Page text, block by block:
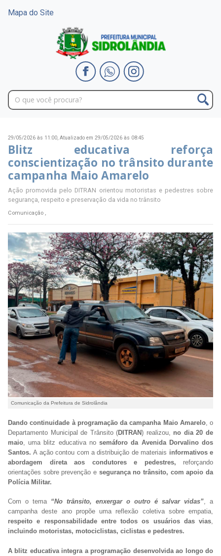
Mapa do Site
29/05/2026 às 11:00, Atualizado em 29/05/2026 às 08:45
Blitz educativa reforça
conscientização no trânsito durante
campanha Maio Amarelo
Ação promovida pelo DITRAN orientou motoristas e pedestres sobre
segurança, respeito e preservação da vida no trânsito
Comunicação ,
Comunicação da Prefeitura de Sidrolândia
Dando continuidade à programação da campanha Maio Amarelo, o
Departamento Municipal de Trânsito (DITRAN) realizou, no dia 20 de
maio, uma blitz educativa nosemáforo da Avenida Dorvalino dos
Santos.A ação contou com a distribuição de materiais informativos e
abordagem direta aos condutores e pedestres, reforçando
orientações sobre prevenção e segurança no trânsito, com apoio da
Polícia Militar.
Com o tema “No trânsito, enxergar o outro é salvar vidas”, a
campanha deste ano propõe uma reflexão coletiva sobre empatia,
respeito e responsabilidade entre todos os usuários das vias,
incluindo motoristas, motociclistas, ciclistas e pedestres.
A blitz educativa integra a programação desenvolvida ao longo do